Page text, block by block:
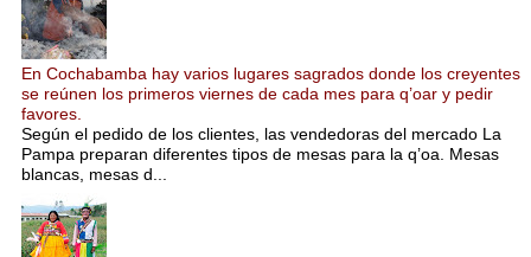
En Cochabamba hay varios lugares sagrados donde los creyentes
se reúnen los primeros viernes de cada mes para q’oar y pedir
favores.
Según el pedido de los clientes, las vendedoras del mercado La
Pampa preparan diferentes tipos de mesas para la q’oa. Mesas
blancas, mesas d...